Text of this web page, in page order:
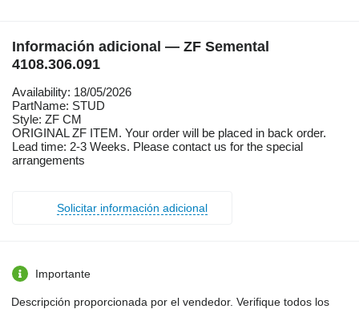
Información adicional — ZF Semental
4108.306.091
Availability: 18/05/2026
PartName: STUD
Style: ZF CM
ORIGINAL ZF ITEM. Your order will be placed in back order.
Lead time: 2-3 Weeks. Please contact us for the special
arrangements
Solicitar información adicional
Importante
Descripción proporcionada por el vendedor. Verifique todos los